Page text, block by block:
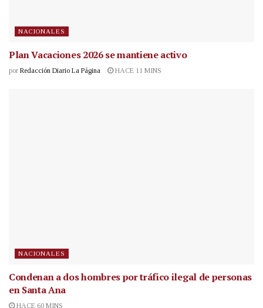
NACIONALES
Plan Vacaciones 2026 se mantiene activo
por Redacción Diario La Página HACE 11 MINS
NACIONALES
Condenan a dos hombres por tráfico ilegal de personas
en Santa Ana
HACE 60 MINS